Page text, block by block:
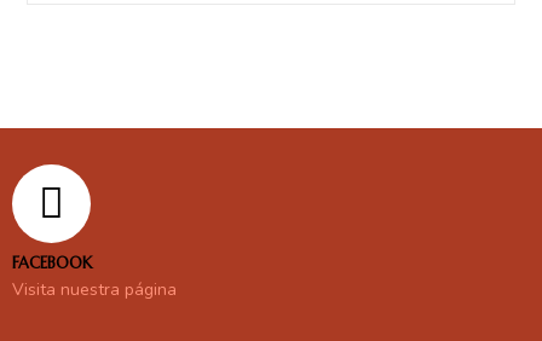
FACEBOOK
Visita nuestra página